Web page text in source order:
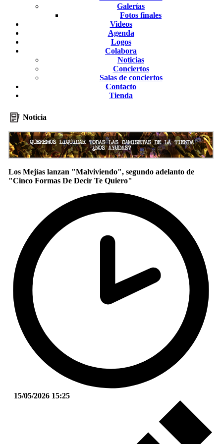
Galerías
Fotos finales
Videos
Agenda
Logos
Colabora
Noticias
Conciertos
Salas de conciertos
Contacto
Tienda
Noticia
Los Mejías lanzan "Malviviendo", segundo adelanto de
"Cinco Formas De Decir Te Quiero"
15/05/2026 15:25